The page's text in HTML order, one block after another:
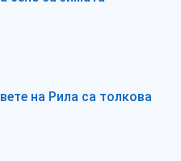
на Рила са толкова